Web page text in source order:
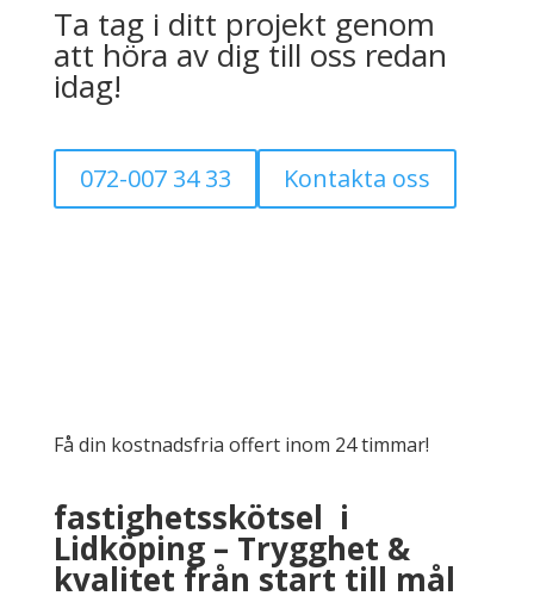
Ta tag i ditt projekt genom
att höra av dig till oss redan
idag!
072-007 34 33 Kontakta oss
Få din kostnadsfria offert inom 24 timmar!
fastighetsskötsel i
Lidköping – Trygghet &
kvalitet från start till mål